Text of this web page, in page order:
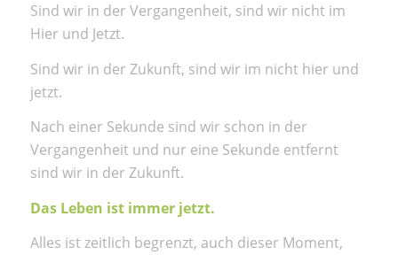
Sind wir in der Vergangenheit, sind wir nicht im
Hier und Jetzt.
Sind wir in der Zukunft, sind wir im nicht hier und
jetzt.
Nach einer Sekunde sind wir schon in der
Vergangenheit und nur eine Sekunde entfernt
sind wir in der Zukunft.
Das Leben ist immer jetzt.
Alles ist zeitlich begrenzt, auch dieser Moment,